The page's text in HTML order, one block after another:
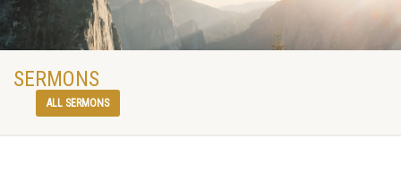
SERMONS
ALL SERMONS